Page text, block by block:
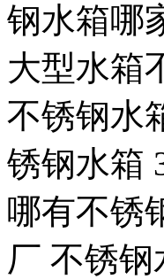
钢水箱哪
大型水箱
不锈钢水
锈钢水箱
哪有不锈
厂 不锈